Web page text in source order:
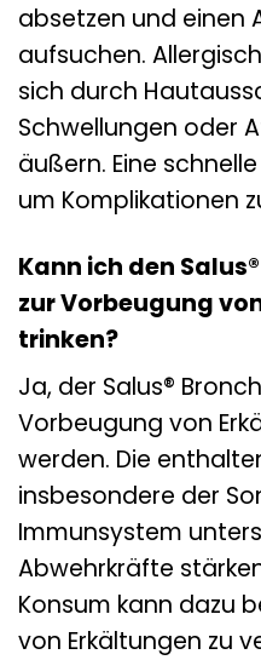
absetzen und einen
aufsuchen.
sich durch
Schwellungen oder
äußern. Eine
um Komplikationen
Kann ich den
zur Vorbeugung
trinken?
Ja, der Salus®
Vorbeugung von
werden. Die
insbesondere der
Immunsystem
Abwehrkräfte
Konsum kann dazu
von Erkältungen zu